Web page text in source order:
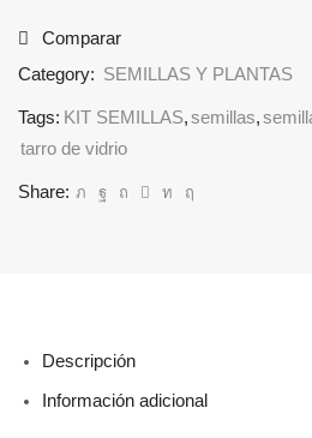
Comparar
Category: SEMILLAS Y PLANTAS
Tags: KIT SEMILLAS,semillas,
tarro de vidrio
Share:
Descripción
Información adicional